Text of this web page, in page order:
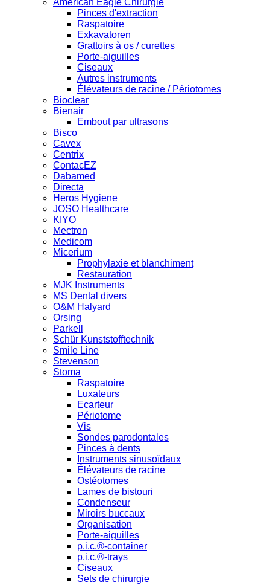
Pinces d'extraction
Raspatoire
Exkavatoren
Grattoirs à os / curettes
Porte-aiguilles
Ciseaux
Autres instruments
Élévateurs de racine / Périotomes
Bioclear
Bienair
Embout par ultrasons
Bisco
Cavex
Centrix
ContacEZ
Dabamed
Directa
Heros Hygiene
JOSO Healthcare
KIYO
Mectron
Medicom
Micerium
Prophylaxie et blanchiment
Restauration
MJK Instruments
MS Dental divers
O&M Halyard
Orsing
Parkell
Schür Kunststofftechnik
Smile Line
Stevenson
Stoma
Raspatoire
Luxateurs
Ecarteur
Périotome
Vis
Sondes parodontales
Pinces à dents
Instruments sinusoïdaux
Élévateurs de racine
Ostéotomes
Lames de bistouri
Condenseur
Miroirs buccaux
Organisation
Porte-aiguilles
p.i.c.®-container
p.i.c.®-trays
Ciseaux
Sets de chirurgie